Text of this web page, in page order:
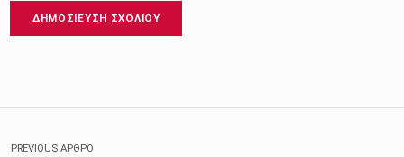
Πλοήγηση άρθρων
PREVIOUS ΆΡΘΡΟ